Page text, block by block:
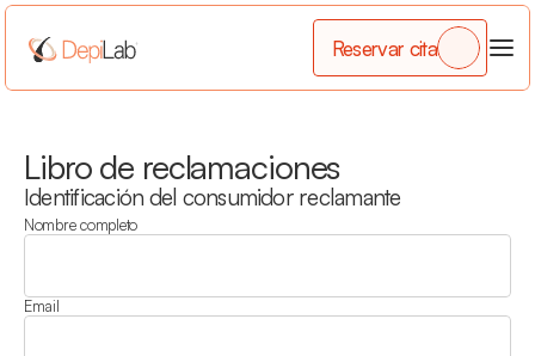
Reservar cita
Libro de reclamaciones
Identificación del consumidor reclamante
Nombre completo
Email